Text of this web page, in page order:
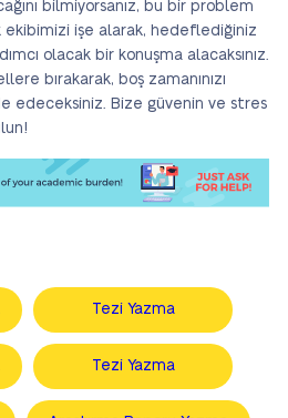
bilmiyorsanız, bu bir problem
ekibimizi işe alarak, hedeflediğiniz
olacak bir konuşma alacaksınız.
bırakarak, boş zamanınızı
edeceksiniz. Bize güvenin ve stres
Tezi Yazma
Tezi Yazma